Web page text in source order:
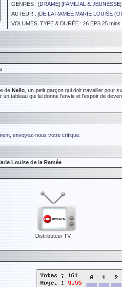
GENRES : [DRAME] [FAMILIAL & JEUNESSE
AUTEUR : [DE LA RAMEE MARIE LOUISE
VOLUMES, TYPE & DURÉE : 26 EPS 25 mins
deNello , un petit garçon qui doit travailler pour
un tableau qui lui donne l'envie et l'espoir de
envoyez-nous votre critique.
Louise de la Ramée
Distributeur TV